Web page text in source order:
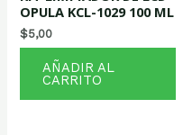
OPULA KCL-1029 100 ML
$5,00
AÑADIR AL
CARRITO